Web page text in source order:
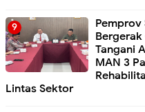
Pemprov
Tangani
MAN 3
Lintas Sektor